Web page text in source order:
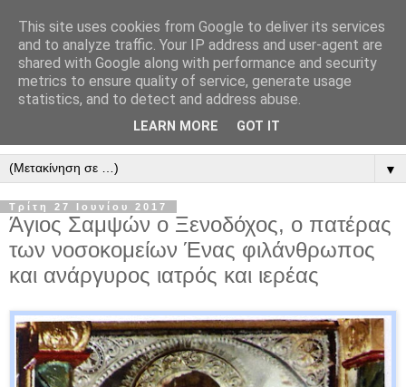
" Εξομολογεῖσθε τῶ Κυρίῳ
"
ὃτι ἀγαθός, ὃτι εἰς τόν αἰῶνα τό ἔλεος αὐτοῦ. Αλληλούϊα.
▼
Τρίτη 27 Ιουνίου 2017
Άγιος Σαμψών ο Ξενοδόχος, ο πατέρας
των νοσοκομείων Ένας φιλάνθρωπος
και ανάργυρος ιατρός και ιερέας
This site uses cookies from Google to deliver its services
and to analyze traffic. Your IP address and user-agent are
shared with Google along with performance and security
metrics to ensure quality of service, generate usage
statistics, and to detect and address abuse.
LEARN MORE GOT IT